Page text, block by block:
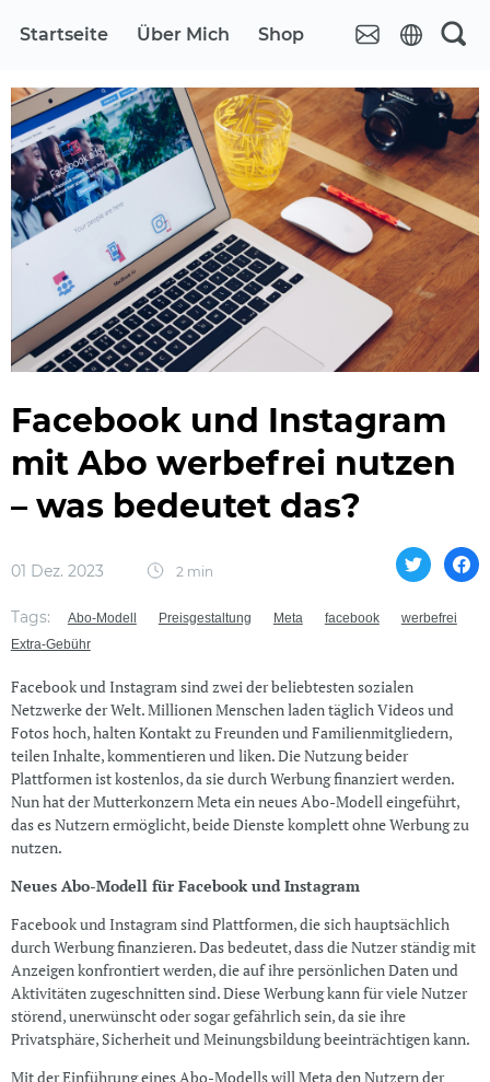
Startseite Über Mich Shop
Facebook und Instagram
mit Abo werbefrei nutzen
– was bedeutet das?
01 Dez. 2023 2 min
Tags: Abo-Modell Preisgestaltung Meta facebook
werbefrei
Extra-Gebühr
Facebook und Instagram sind zwei der beliebtesten sozialen
Netzwerke der Welt. Millionen Menschen laden täglich Videos und
Fotos hoch, halten Kontakt zu Freunden und Familienmitgliedern,
teilen Inhalte, kommentieren und liken. Die Nutzung beider
Plattformen ist kostenlos, da sie durch Werbung finanziert werden.
Nun hat der Mutterkonzern Meta ein neues Abo-Modell eingeführt,
das es Nutzern ermöglicht, beide Dienste komplett ohne Werbung zu
nutzen.
Neues Abo-Modell für Facebook und Instagram
Facebook und Instagram sind Plattformen, die sich hauptsächlich
durch Werbung finanzieren. Das bedeutet, dass die Nutzer ständig mit
Anzeigen konfrontiert werden, die auf ihre persönlichen Daten und
Aktivitäten zugeschnitten sind. Diese Werbung kann für viele Nutzer
störend, unerwünscht oder sogar gefährlich sein, da sie ihre
Privatsphäre, Sicherheit und Meinungsbildung beeinträchtigen kann.
Mit der Einführung eines Abo-Modells will Meta den Nutzern der